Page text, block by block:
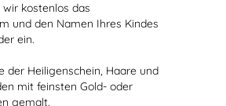
kostenlos das
und den Namen Ihres Kindes
ein.
der Heiligenschein, Haare und
mit feinsten Gold- oder
gemalt.